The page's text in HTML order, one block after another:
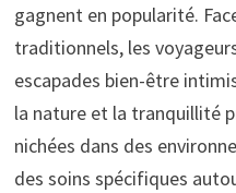
gagnent en popularité.
traditionnels, les
escapades bien-être
la nature et la tranquillité
nichées dans des
des soins spécifiques